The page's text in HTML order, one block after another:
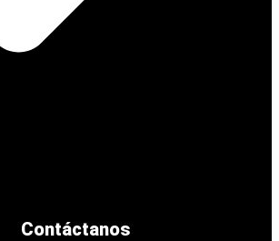
Contáctanos